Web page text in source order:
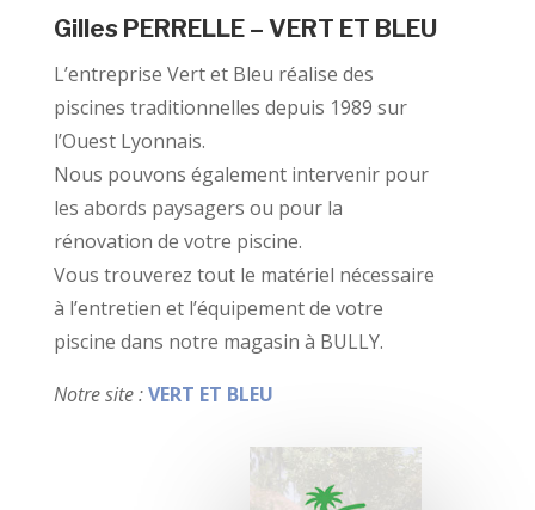
Gilles PERRELLE – VERT ET BLEU
L’entreprise Vert et Bleu réalise des
piscines traditionnelles depuis 1989 sur
l’Ouest Lyonnais.
Nous pouvons également intervenir pour
les abords paysagers ou pour la
rénovation de votre piscine.
Vous trouverez tout le matériel nécessaire
à l’entretien et l’équipement de votre
piscine dans notre magasin à BULLY.
Notre site :VERT ET BLEU